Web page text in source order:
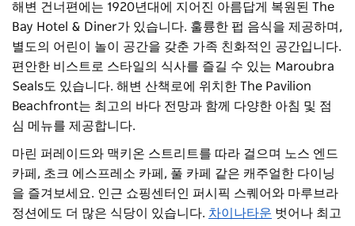
해변 건너편에는 1920년대에 지어진 아름답게 복원된 The
Bay Hotel & Diner가 있습니다. 훌륭한 펍 음식을 제공하며,
별도의 어린이 놀이 공간을 갖춘 가족 친화적인 공간입니다.
편안한 비스트로 스타일의 식사를 즐길 수 있는 Maroubra
Seals도 있습니다. 해변 산책로에 위치한 The Pavilion
Beachfront는 최고의 바다 전망과 함께 다양한 아침 및 점
심 메뉴를 제공합니다.
마린 퍼레이드와 맥키온 스트리트를 따라 걸으며 노스 엔드
카페, 초크 에스프레소 카페, 풀 카페 같은 캐주얼한 다이닝
을 즐겨보세요. 인근 쇼핑센터인 퍼시픽 스퀘어와 마루브라
정션에도 더 많은 식당이 있습니다. 차이나타운 벗어나 최고